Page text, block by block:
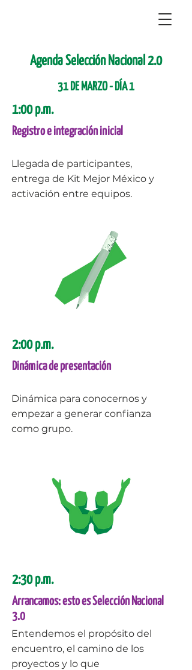
Agenda Selección Nacional 2.0
31 DE MARZO - ​DÍA 1
1:00 p.m.
Registro e integración inicial
Llegada de participantes,
entrega de Kit Mejor México y
activación entre equipos.
2:00 p.m.
Dinámica de presentación
Dinámica para conocernos y
empezar a generar confianza
como grupo.
2:30 p.m.
Arrancamos: esto es Selección Nacional
3.0
Entendemos el propósito del
encuentro, el camino de los
proyectos y lo que